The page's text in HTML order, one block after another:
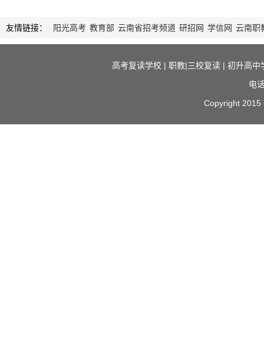
友情链接： 阳光高考 教育部 云南省招考频道 研招网 学信网 云南职
高考复读学校| 职教|三校复读| 初升高中
电
Copyright